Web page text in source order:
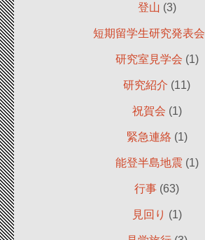
登山 (3)
短期留学生研究発表会
研究室見学会 (1)
研究紹介 (11)
祝賀会 (1)
緊急連絡 (1)
能登半島地震 (1)
行事 (63)
見回り (1)